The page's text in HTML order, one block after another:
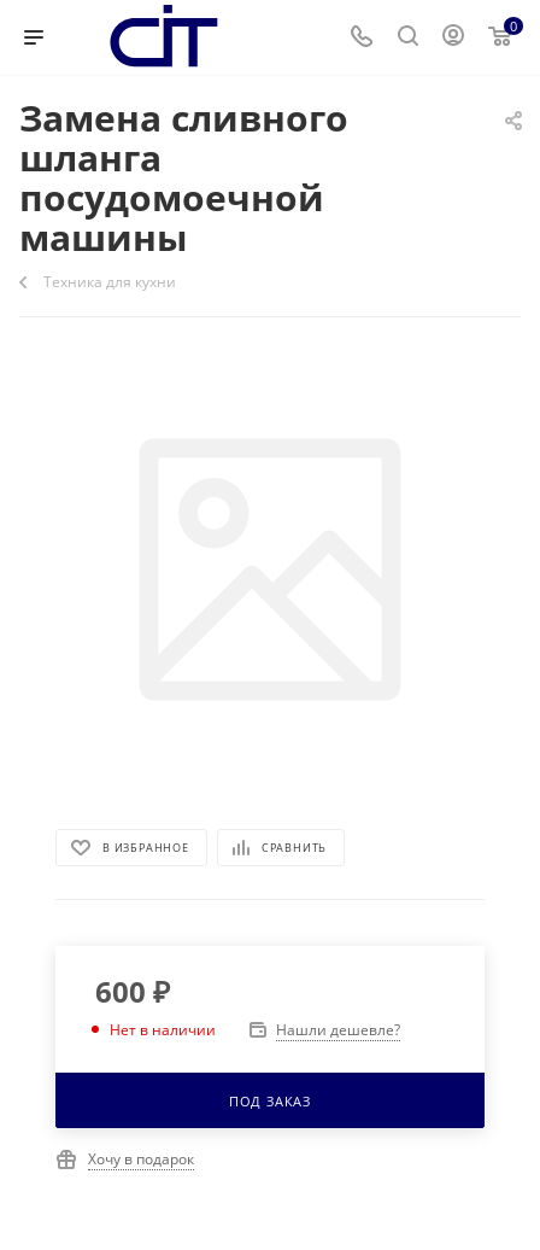
0
Замена сливного
шланга
посудомоечной
машины
Техника для кухни
В ИЗБРАННОЕ СРАВНИТЬ
600 ₽
Нет в наличии Нашли дешевле?
ПОД ЗАКАЗ
Хочу в подарок